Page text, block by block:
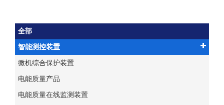
全部
智能测控装置
微机综合保护装置
电能质量产品
电能质量在线监测装置